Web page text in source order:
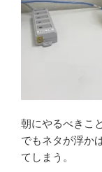
朝にやるべきこ
でもネタが浮か
てしまう。